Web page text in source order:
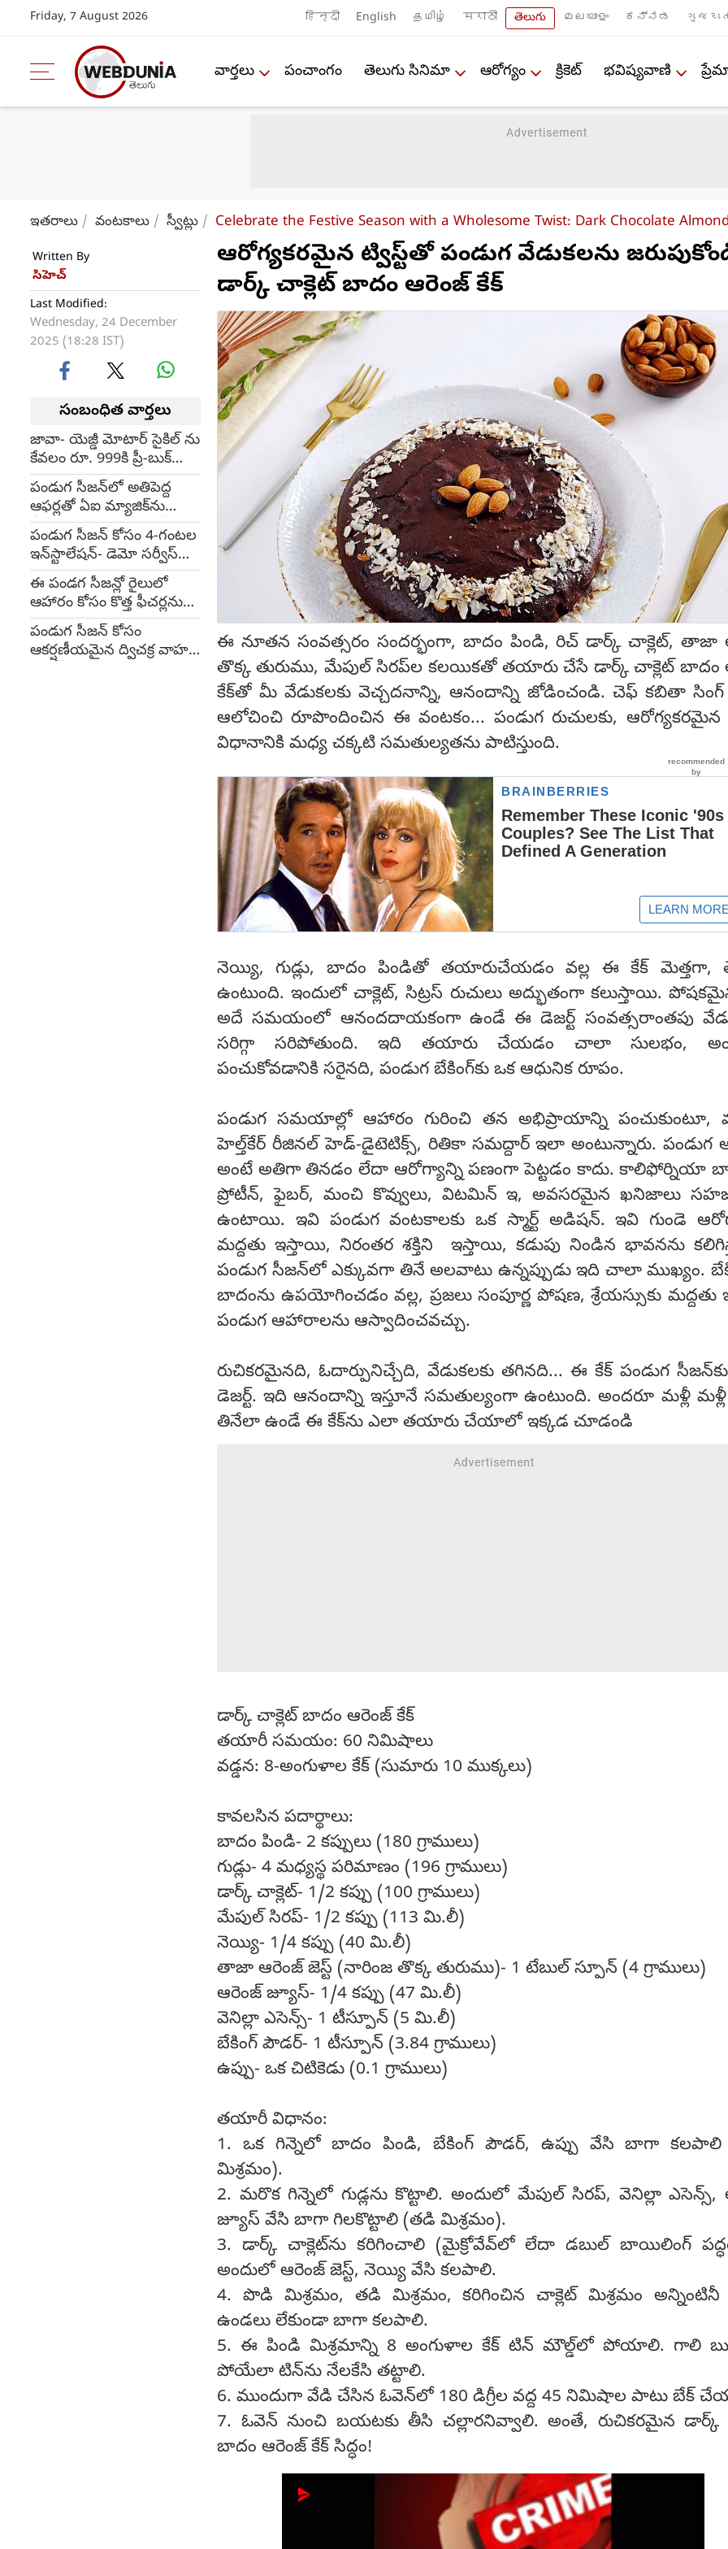
Friday, 7 August 2026 हिन्दी English தமிழ் मराठी తెలుగు മലയാളം ಕನ್ನಡ
వార్తలు పంచాంగం తెలుగు సినిమా ఆరోగ్యం క్రికెట్ భవిష్యవాణి
ఇతరాలు వంటకాలు స్వీట్లు Celebrate the Festive Season with a Wholesome Twist: Dark Chocolate
Written By
సిహెచ్
Last Modified:
Wednesday, 24 December
2025 (18:28 IST)
సంబంధిత వార్తలు
జావా- యెజ్డీ మోటార్ సైకిల్ ను
కేవలం రూ. 999కి ప్రీ-బుక్
చేయండి, పరిశ్రమలోనే
మొదటి ఆఫరింగ్
పండుగ సీజన్‌లో అతిపెద్ద
ఆఫర్లతో ఏఐ మ్యాజిక్‌ను
తీసుకువచ్చిన సామ్‌సంగ్
ఫ్యాబ్ గ్రాబ్ ఫెస్ట్
పండుగ సీజన్ కోసం 4-గంటల
ఇన్‌స్టాలేషన్- డెమో సర్వీస్‌ను
ప్రారంభించిన సామ్‌సంగ్
ఈ పండగ సీజన్లో రైలులో
ఆహారం కోసం కొత్త ఫీచర్లను
ప్రారంభించిన స్విగ్గీ
పండుగ సీజన్ కోసం
ఆకర్షణీయమైన ద్విచక్ర వాహన
ఆరోగ్యకరమైన ట్విస్ట్‌తో పండుగ వేడుకలను
డార్క్ చాక్లెట్ బాదం ఆరెంజ్ కేక్
ఈ నూతన సంవత్సరం సందర్భంగా, బాదం పిండి, రిచ్ డార్క్ చాక్లెట్, తాజా
తొక్క తురుము, మేపుల్ సిరప్‌ల కలయికతో తయారు చేసే డార్క్ చాక్లెట్ బాదం
కేక్‌‌తో మీ వేడుకలకు వెచ్చదనాన్ని, ఆనందాన్ని జోడించండి. చెఫ్ కబితా
ఆలోచించి రూపొందించిన ఈ వంటకం... పండుగ రుచులకు, ఆరోగ్యకరమైన
విధానానికి మధ్య చక్కటి సమతుల్యతను పాటిస్తుంది.
నెయ్యి, గుడ్లు, బాదం పిండితో తయారుచేయడం వల్ల ఈ కేక్
ఉంటుంది. ఇందులో చాక్లెట్, సిట్రస్ రుచులు అద్భుతంగా కలుస్తాయి.
అదే సమయంలో ఆనందదాయకంగా ఉండే ఈ డెజర్ట్ సంవత్సరాంతపు
సరిగ్గా సరిపోతుంది. ఇది తయారు చేయడం చాలా సులభం,
పంచుకోవడానికి సరైనది, పండుగ బేకింగ్‌కు ఒక ఆధునిక రూపం.
పండుగ సమయాల్లో ఆహారం గురించి తన అభిప్రాయాన్ని పంచుకుంటూ,
హెల్త్‌కేర్ రీజినల్ హెడ్-డైటెటిక్స్, రితికా సమద్దార్ ఇలా అంటున్నారు. పండుగ
అంటే అతిగా తినడం లేదా ఆరోగ్యాన్ని పణంగా పెట్టడం కాదు. కాలిఫోర్నియా
ప్రోటీన్, ఫైబర్, మంచి కొవ్వులు, విటమిన్ ఇ, అవసరమైన ఖనిజాలు
ఉంటాయి. ఇవి పండుగ వంటకాలకు ఒక స్మార్ట్ అడిషన్. ఇవి గుండె
మద్దతు ఇస్తాయి, నిరంతర శక్తిని ఇస్తాయి, కడుపు నిండిన భావనను
పండుగ సీజన్‌లో ఎక్కువగా తినే అలవాటు ఉన్నప్పుడు ఇది చాలా ముఖ్యం.
బాదంను ఉపయోగించడం వల్ల, ప్రజలు సంపూర్ణ పోషణ, శ్రేయస్సుకు మద్దతు
పండుగ ఆహారాలను ఆస్వాదించవచ్చు.
రుచికరమైనది, ఓదార్పునిచ్చేది, వేడుకలకు తగినది... ఈ కేక్ పండుగ
డెజర్ట్. ఇది ఆనందాన్ని ఇస్తూనే సమతుల్యంగా ఉంటుంది. అందరూ మళ్లీ
తినేలా ఉండే ఈ కేక్‌ను ఎలా తయారు చేయాలో ఇక్కడ చూడండి
డార్క్ చాక్లెట్ బాదం ఆరెంజ్ కేక్
తయారీ సమయం: 60 నిమిషాలు
వడ్డన: 8-అంగుళాల కేక్ (సుమారు 10 ముక్కలు)
కావలసిన పదార్థాలు:
బాదం పిండి- 2 కప్పులు (180 గ్రాములు)
గుడ్లు- 4 మధ్యస్థ పరిమాణం (196 గ్రాములు)
డార్క్ చాక్లెట్- 1/2 కప్పు (100 గ్రాములు)
మేపుల్ సిరప్- 1/2 కప్పు (113 మి.లీ)
నెయ్యి- 1/4 కప్పు (40 మి.లీ)
తాజా ఆరెంజ్ జెస్ట్ (నారింజ తొక్క తురుము)- 1 టేబుల్ స్పూన్ (4 గ్రాములు)
ఆరెంజ్ జ్యూస్- 1/4 కప్పు (47 మి.లీ)
వెనిల్లా ఎసెన్స్- 1 టీస్పూన్ (5 మి.లీ)
బేకింగ్ పౌడర్- 1 టీస్పూన్ (3.84 గ్రాములు)
ఉప్పు- ఒక చిటికెడు (0.1 గ్రాములు)
తయారీ విధానం:
1. ఒక గిన్నెలో బాదం పిండి, బేకింగ్ పౌడర్, ఉప్పు వేసి బాగా
మిశ్రమం).
2. మరొక గిన్నెలో గుడ్లను కొట్టాలి. అందులో మేపుల్ సిరప్, వెనిల్లా ఎసెన్స్,
జ్యూస్ వేసి బాగా గిలకొట్టాలి (తడి మిశ్రమం).
3. డార్క్ చాక్లెట్‌ను కరిగించాలి (మైక్రోవేవ్‌లో లేదా డబుల్ బాయిలింగ్
అందులో ఆరెంజ్ జెస్ట్, నెయ్యి వేసి కలపాలి.
4. పొడి మిశ్రమం, తడి మిశ్రమం, కరిగించిన చాక్లెట్ మిశ్రమం అన్నింటినీ
ఉండలు లేకుండా బాగా కలపాలి.
5. ఈ పిండి మిశ్రమాన్ని 8 అంగుళాల కేక్ టిన్ మౌల్డ్‌లో పోయాలి. గాలి
పోయేలా టిన్‌ను నేలకేసి తట్టాలి.
6. ముందుగా వేడి చేసిన ఓవెన్‌లో 180 డిగ్రీల వద్ద 45 నిమిషాల పాటు బేక్
7. ఓవెన్ నుంచి బయటకు తీసి చల్లారనివ్వాలి. అంతే, రుచికరమైన డార్క్
బాదం ఆరెంజ్ కేక్ సిద్ధం!